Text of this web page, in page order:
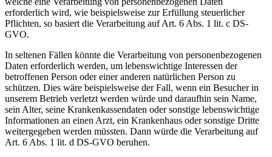
erforderlich wird, wie beispielsweise zur Erfüllung steuerlicher
Pflichten, so basiert die Verarbeitung auf Art. 6 Abs. 1 lit. c DS-
GVO.
In seltenen Fällen könnte die Verarbeitung von personenbezogenen
Daten erforderlich werden, um lebenswichtige Interessen der
betroffenen Person oder einer anderen natürlichen Person zu
schützen. Dies wäre beispielsweise der Fall, wenn ein Besucher in
unserem Betrieb verletzt werden würde und daraufhin sein Name,
sein Alter, seine Krankenkassendaten oder sonstige lebenswichtige
Informationen an einen Arzt, ein Krankenhaus oder sonstige Dritte
weitergegeben werden müssten. Dann würde die Verarbeitung auf
Art. 6 Abs. 1 lit. d DS-GVO beruhen.